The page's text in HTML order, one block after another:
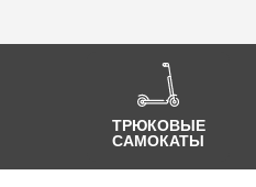
ТРЮКОВЫЕ
САМОКАТЫ